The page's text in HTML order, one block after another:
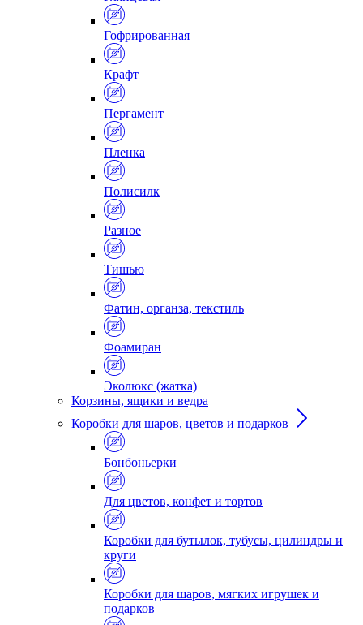
Гофрированная
Крафт
Пергамент
Пленка
Полисилк
Разное
Тишью
Фатин, органза, текстиль
Фоамиран
Эколюкс (жатка)
Корзины, ящики и ведра
Коробки для шаров, цветов и подарков
Бонбоньерки
Для цветов, конфет и тортов
Коробки для бутылок, тубусы, цилиндры и
круги
Коробки для шаров, мягких игрушек и
подарков